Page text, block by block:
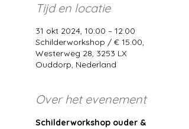
Tijd en locatie
31 okt 2024, 10:00 – 12:00
Schilderworkshop / € 15.00,
Westerweg 28, 3253 LX
Ouddorp, Nederland
Over het evenement
Schilderworkshop ouder &